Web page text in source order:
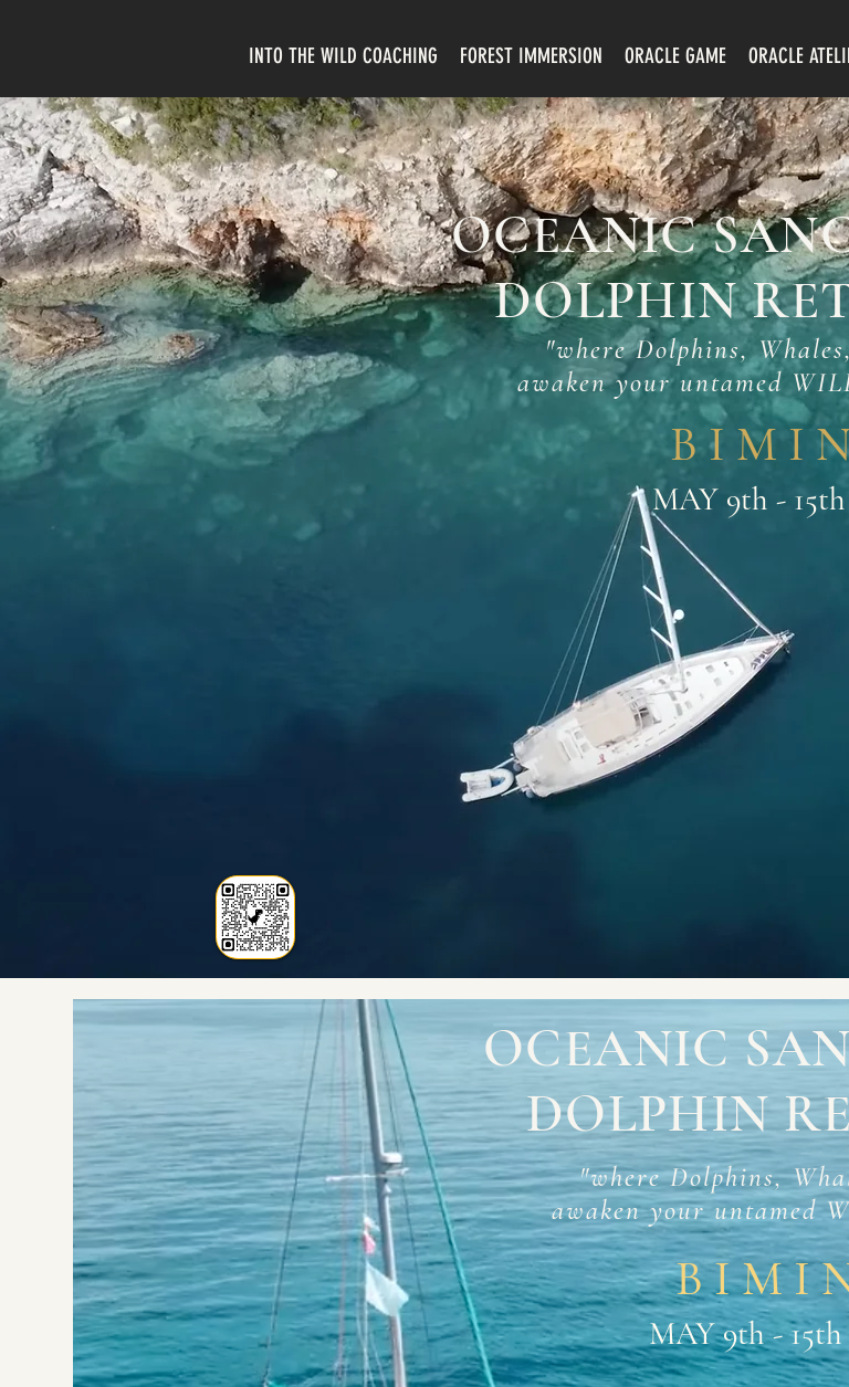
INTO THE WILD COACHING FOREST IMMERSION ORACLE GAME ORACLE
OCEANIC
DOLPHIN
"where Dolphins,
awaken your untamed
B I M I
MAY 9th - 15th
OCEANIC
DOLPHIN
"where Dolphins,
awaken your untamed
B I M I
MAY 9th - 15th